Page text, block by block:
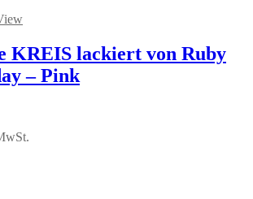
KREIS lackiert von Ruby
– Pink